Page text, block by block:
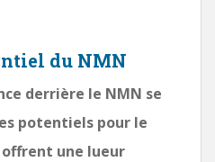
du NMN
derrière le NMN se
potentiels pour le
une lueur